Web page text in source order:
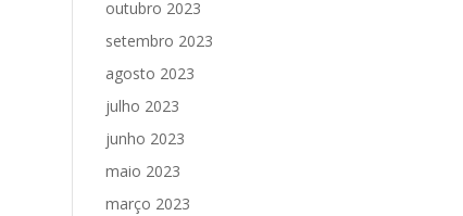
outubro 2023
setembro 2023
agosto 2023
julho 2023
junho 2023
maio 2023
março 2023